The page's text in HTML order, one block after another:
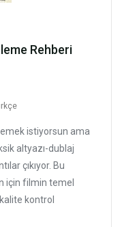
Rehberi
istiyorsun ama
altyazı-dublaj
çıkıyor. Bu
için filmin temel
kontrol